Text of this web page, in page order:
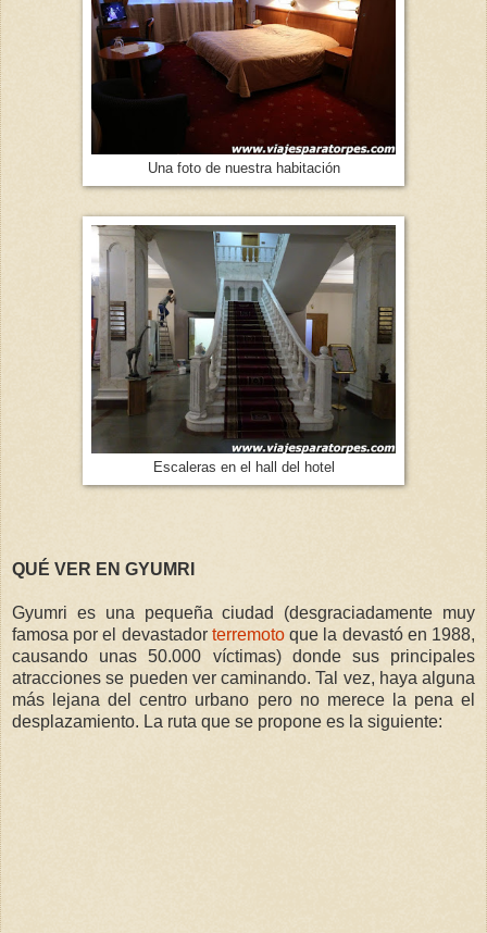
Una foto de nuestra habitación
Escaleras en el hall del hotel
QUÉ VER EN GYUMRI
Gyumri es una pequeña ciudad (desgraciadamente muy
famosa por el devastador terremotoque la devastó en 1988,
causando unas 50.000 víctimas) donde sus principales
atracciones se pueden ver caminando. Tal vez, haya alguna
más lejana del centro urbano pero no merece la pena el
desplazamiento. La ruta que se propone es la siguiente: